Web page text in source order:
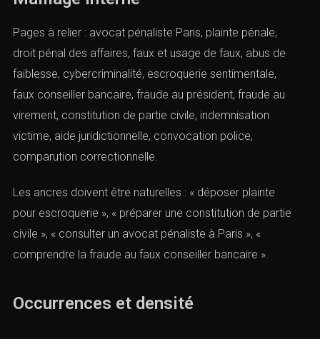
Pages à relier : avocat pénaliste Paris, plainte pénale,
droit pénal des affaires, faux et usage de faux, abus de
faiblesse, cybercriminalité, escroquerie sentimentale,
faux conseiller bancaire, fraude au président, fraude au
virement, constitution de partie civile, indemnisation
victime, aide juridictionnelle, convocation police,
comparution correctionnelle.
Les ancres doivent être naturelles : « déposer plainte
pour escroquerie », « préparer une constitution de partie
civile », « consulter un avocat pénaliste à Paris », «
comprendre la fraude au faux conseiller bancaire ».
Occurrences et densité